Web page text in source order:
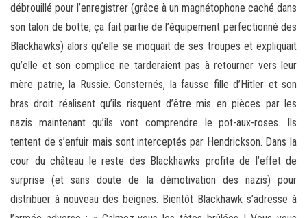
débrouillé pour l’enregistrer (grâce à un magnétophone caché dans
son talon de botte, ça fait partie de l’équipement perfectionné des
Blackhawks) alors qu’elle se moquait de ses troupes et expliquait
qu’elle et son complice ne tarderaient pas à retourner vers leur
mère patrie, la Russie. Consternés, la fausse fille d’Hitler et son
bras droit réalisent qu’ils risquent d’être mis en pièces par les
nazis maintenant qu’ils vont comprendre le pot-aux-roses. Ils
tentent de s’enfuir mais sont interceptés par Hendrickson. Dans la
cour du château le reste des Blackhawks profite de l’effet de
surprise (et sans doute de la démotivation des nazis) pour
distribuer à nouveau des beignes. Bientôt Blackhawk s’adresse à